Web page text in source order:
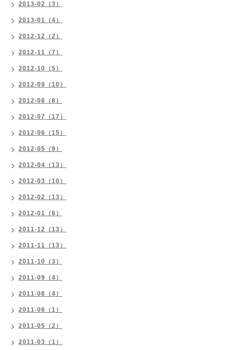
2013-02（3）
2013-01（4）
2012-12（2）
2012-11（7）
2012-10（5）
2012-09（10）
2012-08（8）
2012-07（17）
2012-06（15）
2012-05（9）
2012-04（13）
2012-03（10）
2012-02（13）
2012-01（6）
2011-12（13）
2011-11（13）
2011-10（3）
2011-09（4）
2011-08（4）
2011-06（1）
2011-05（2）
2011-03（1）